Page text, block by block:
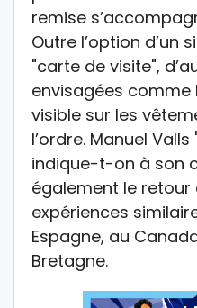
remise
Outre l’option d’un
"carte de visite",
envisagées
visible sur les
l’ordre. Manuel
indique-t-on à son
également le retour
expériences
Espagne, au
Bretagne.